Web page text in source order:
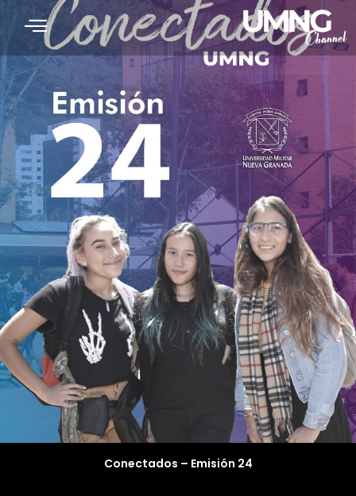
Conectados – Emisión 24